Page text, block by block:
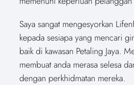
Saya sangat mengesyorkan
kepada sesiapa yang mencari
baik di kawasan Petaling Jaya.
membuat anda merasa selesa
dengan perkhidmatan mereka.